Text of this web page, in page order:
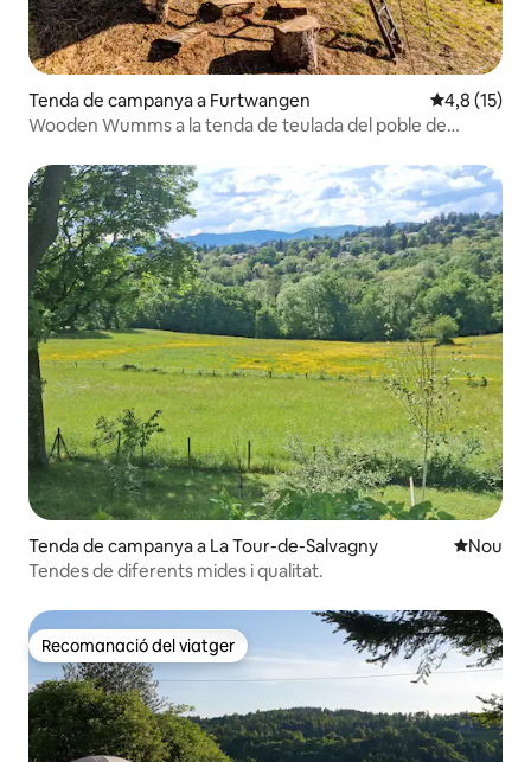
Tenda de campanya a Furtwangen 4,8 de
4,8 (15)
Wooden Wumms a la tenda de teulada del poble de
Tenda de campanya a La Tour-de-Salvagny
Nou
Tendes de diferents mides i qualitat.
Recomanació del viatger
Recomanació del viatger